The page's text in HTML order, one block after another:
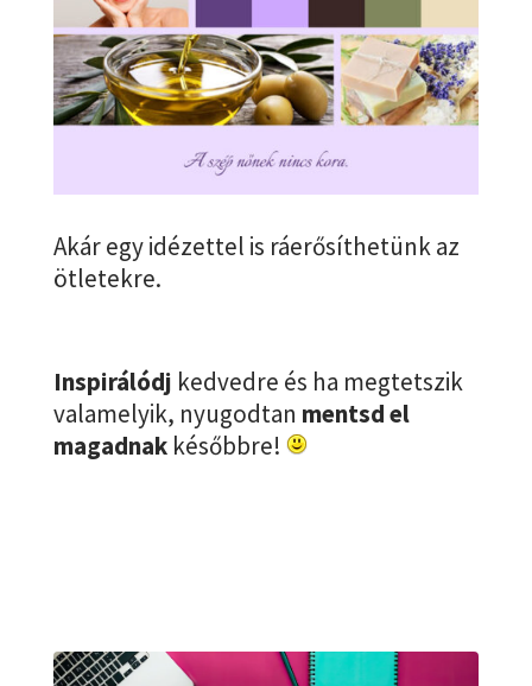
Akár egy idézettel is ráerősíthetünk az
ötletekre.
Inspirálódj kedvedre és ha megtetszik
valamelyik, nyugodtan mentsd el
magadnakkésőbbre!